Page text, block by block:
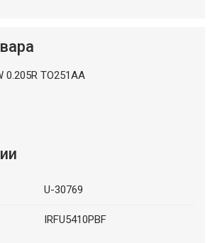
0.205R TO251AA
U-30769
IRFU5410PBF